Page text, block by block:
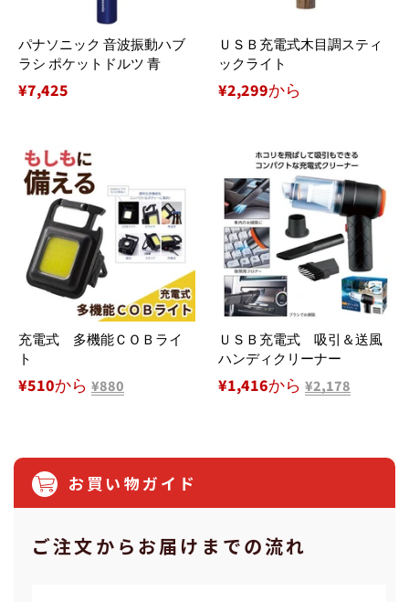
パナソニック 音波振動ハブ
ラシ ポケットドルツ 青
通
格
¥7,425
ＵＳＢ充電式木目調スティ
ックライト
¥2,299から
充電式 多機能ＣＯＢライ
ト
¥510から ¥880
ＵＳＢ充電式 吸引＆送風
ハンディクリーナー
¥1,416から ¥2,178
お買い物ガイド
ご注⽂からお届けまでの流れ